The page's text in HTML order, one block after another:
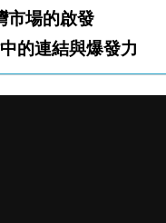
市場的啟發
從愛出發 圓融和諧中的連結與爆發力